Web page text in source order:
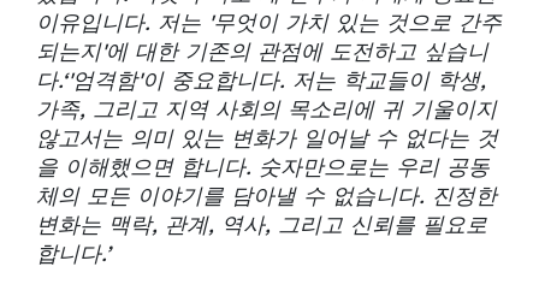
이유입니다. 저는 '무엇이 가치 있는 것으로 간주
되는지'에 대한 기존의 관점에 도전하고 싶습니
다.‘'엄격함'이 중요합니다. 저는 학교들이 학생,
가족, 그리고 지역 사회의 목소리에 귀 기울이지
않고서는 의미 있는 변화가 일어날 수 없다는 것
을 이해했으면 합니다. 숫자만으로는 우리 공동
체의 모든 이야기를 담아낼 수 없습니다. 진정한
변화는 맥락, 관계, 역사, 그리고 신뢰를 필요로
합니다.’